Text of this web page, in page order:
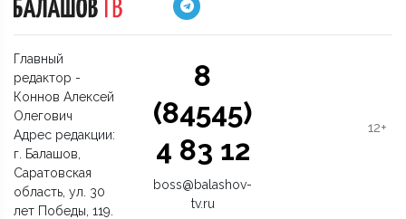
Главный
редактор -
Коннов Алексей
Олегович
Адрес редакции:
г. Балашов,
Саратовская
область, ул. 30
лет Победы, 119.
8
(84545)
4 83 12
boss@balashov-
tv.ru
12+